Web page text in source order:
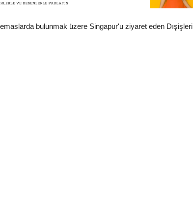
bulunmak üzere Singapur'u ziyaret eden Dışişleri